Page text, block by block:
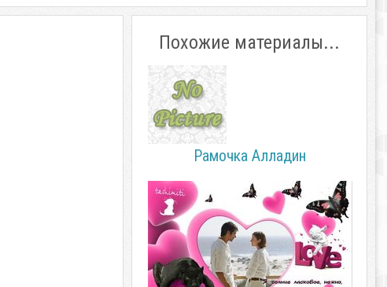
Похожие материалы...
Рамочка Алладин